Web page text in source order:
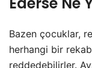
Bazen çocuklar,
herhangi bir
reddedebilirler.